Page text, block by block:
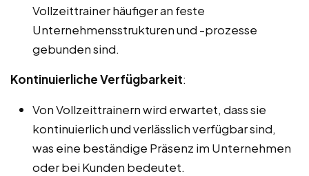
Vollzeittrainer häufiger an feste
Unternehmensstrukturen und -prozesse
gebunden sind.
Kontinuierliche Verfügbarkeit:
Von Vollzeittrainern wird erwartet, dass sie
kontinuierlich und verlässlich verfügbar sind,
was eine beständige Präsenz im Unternehmen
oder bei Kunden bedeutet.